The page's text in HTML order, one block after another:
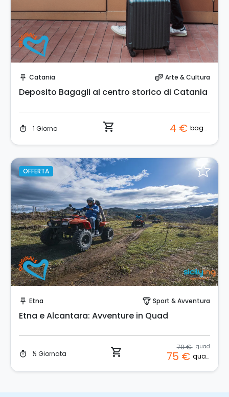
push_pin Catania theater_comedy Arte & Cultura
Deposito Bagagli al centro storico di Catania
timer 1 Giorno shopping_cart 4 € bagaglio
OFFERTA
push_pin Etna paragliding Sport & Avventura
Etna e Alcantara: Avventure in Quad
timer ½ Giornata shopping_cart 79 € quad
75 € quad